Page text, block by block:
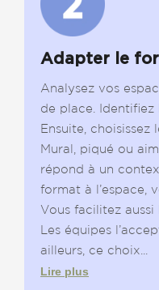
Adapter le
Analysez vos
de place. Identifiez
Ensuite,
Mural, piqué ou
répond à un
format à l’espace,
Vous facilitez aussi
Les équipes
ailleurs, ce choix...
Lire plus